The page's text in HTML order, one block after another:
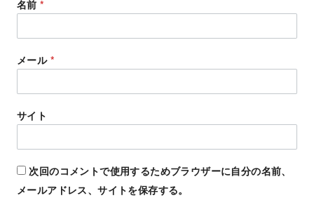
名前*
メール *
サイト
次回のコメントで使用するためブラウザーに自分の名前、
メールアドレス、サイトを保存する。